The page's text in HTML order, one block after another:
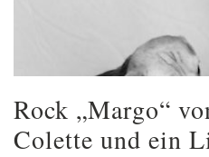
Rock „Margo“
Colette und ein